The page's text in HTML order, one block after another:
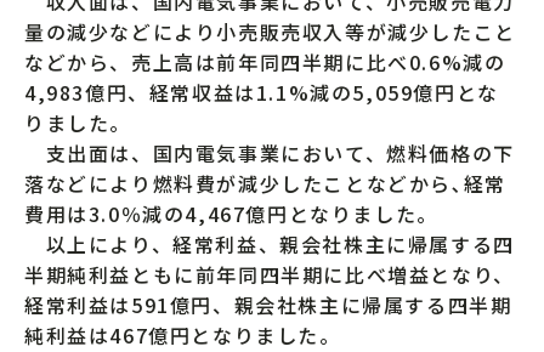
量の減少などにより小売販売収入等が減少したこと
などから、売上高は前年同四半期に比べ0.6%減の
4,983億円、経常収益は1.1%減の5,059億円とな
りました。
支出面は、国内電気事業において、燃料価格の下
落などにより燃料費が減少したことなどから､経常
費用は3.0％減の4,467億円となりました。
以上により、経常利益、親会社株主に帰属する四
半期純利益ともに前年同四半期に比べ増益となり、
経常利益は591億円、親会社株主に帰属する四半期
純利益は467億円となりました。